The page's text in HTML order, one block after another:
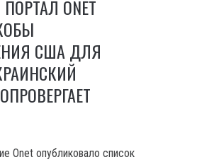
ONET
США ДЛЯ
Onet опубликовало список